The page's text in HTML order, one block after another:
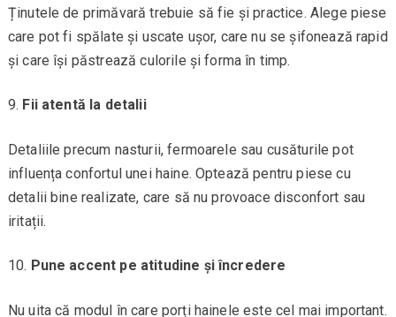
Ținutele de primăvară trebuie să fie și practice. Alege piese
care pot fi spălate și uscate ușor, care nu se șifonează rapid
și care își păstrează culorile și forma în timp.
Fii atentă la detalii
Detaliile precum nasturii, fermoarele sau cusăturile pot
influența confortul unei haine. Optează pentru piese cu
detalii bine realizate, care să nu provoace disconfort sau
iritații.
Pune accent pe atitudine și încredere
Nu uita că modul în care porți hainele este cel mai important.